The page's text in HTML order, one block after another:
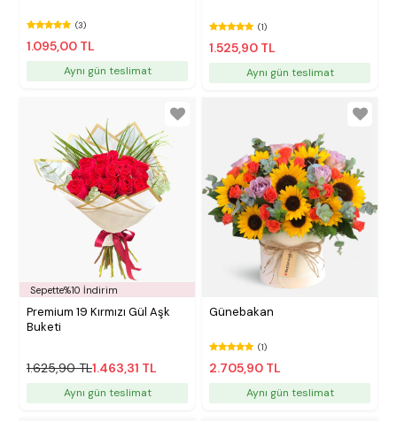
(3)
1.095,00 TL
Aynı gün teslimat
(1)
1.525,90 TL
Aynı gün teslimat
Sepette%10 İndirim
Premium 19 Kırmızı Gül Aşk
Buketi
1.625,90 TL1.463,31 TL
Aynı gün teslimat
Günebakan
(1)
2.705,90 TL
Aynı gün teslimat